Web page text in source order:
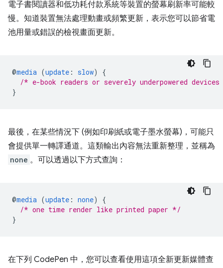
電子書閱讀器和低功耗付款系統等裝置的螢幕刷新率可能較
慢。知道裝置無法處理動畫或頻繁更新，表示您可以節省電
池用量或錯誤的檢視畫面更新。
@media (update : slow)
{
/* e-book readers or severely underpowered
}
最後，在某些情況下 (例如印刷紙或電子墨水螢幕)，可能只
會提供單一轉譯通道。這類輸出內容無法重新整理，並稱為
none 。可以透過以下方式查詢：
@media (update : none)
{
/* one time render like printed paper */
}
在下列 CodePen 中，您可以查看使用這項全新更新媒體查